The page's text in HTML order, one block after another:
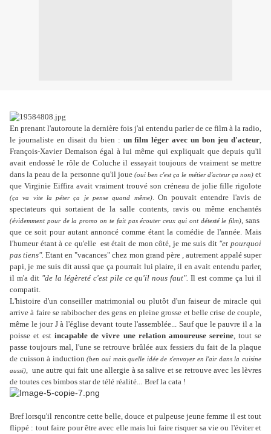
En prenant l'autoroute la dernière fois j'ai entendu parler de ce film à la radio,
le journaliste en disait du bien : un film léger avec un bon jeu d'acteur,
François-Xavier Demaison égal à lui même qui expliquait que depuis qu'il
avait endossé le rôle de Coluche il essayait toujours de vraiment se mettre
dans la peau de la personne qu'il joue (oui ben c'est ça le métier d'acteur ça non)et
que Virginie Eiffira avait vraiment trouvé son créneau de jolie fille rigolote
(ça va vite la péter ça je pense quand même). On pouvait entendre l'avis de
spectateurs qui sortaient de la salle contents, ravis ou même enchantés
(évidemment pour de la promo on te fait pas écouter ceux qui ont détesté le film), sans
que ce soit pour autant annoncé comme étant la comédie de l'année. Mais
l'humeur étant à ce qu'elleestétait de mon côté, je me suis dit "et pourquoi
pas tiens". Etant en "vacances" chez mon grand père , autrement appalé super
papi, je me suis dit aussi que ça pourrait lui plaire, il en avait entendu parler,
il m'a dit "de la légèreté c'est pile ce qu'il nous faut". Il est comme ça lui il
compatit.
L'histoire d'un conseiller matrimonial ou plutôt d'un faiseur de miracle qui
arrive à faire se rabibocher des gens en pleine grosse et belle crise de couple,
même le jour J à l'église devant toute l'assemblée... Sauf que le pauvre il a la
poisse et estincapable de vivre une relation amoureuse sereine, tout se
passe toujours mal, l'une se retrouve brûlée aux fessiers du fait de la plaque
de cuisson à induction(ben oui mais quelle idée de s'envoyer en l'air dans la cuisine
aussi), une autre qui fait une allergie à sa salive et se retrouve avec les lèvres
de toutes ces bimbos star de télé réalité... Bref la cata !
Bref lorsqu'il rencontre cette belle, douce et pulpeuse jeune femme il est tout
flippé : tout faire pour être avec elle mais lui faire risquer sa vie ou l'éviter et